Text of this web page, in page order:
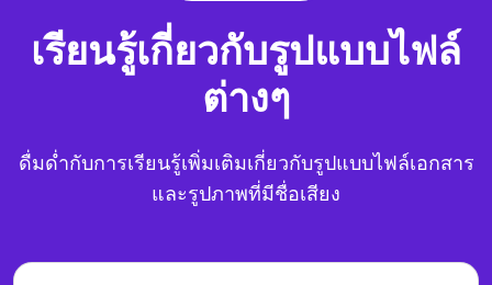
เรียนรู้เกี่ยวกับรูปแบบไฟล์
ต่างๆ
ดื่มด่ำกับการเรียนรู้เพิ่มเติมเกี่ยวกับรูปแบบไฟล์เอกสาร
และรูปภาพที่มีชื่อเสียง